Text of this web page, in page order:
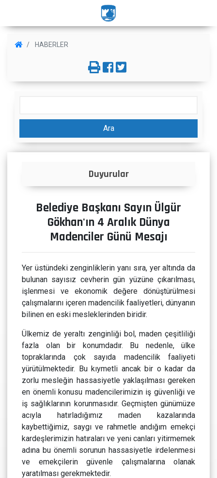
HABERLER
Ara
Duyurular
Belediye Başkanı Sayın Ülgür
Gökhan'ın 4 Aralık Dünya
Madenciler Günü Mesajı
Yer üstündeki zenginliklerin yanı sıra, yer altında da
bulunan sayısız cevherin gün yüzüne çıkarılması,
işlenmesi ve ekonomik değere dönüştürülmesi
çalışmalarını içeren madencilik faaliyetleri, dünyanın
bilinen en eski mesleklerinden biridir.
Ülkemiz de yeraltı zenginliği bol, maden çeşitliliği
fazla olan bir konumdadır. Bu nedenle, ülke
topraklarında çok sayıda madencilik faaliyeti
yürütülmektedir. Bu kıymetli ancak bir o kadar da
zorlu mesleğin hassasiyetle yaklaşılması gereken
en önemli konusu madencilerimizin iş güvenliği ve
iş sağlıklarının korunmasıdır. Geçmişten günümüze
acıyla hatırladığımız maden kazalarında
kaybettiğimiz, saygı ve rahmetle andığım emekçi
kardeşlerimizin hatıraları ve yeni canları yitirmemek
adına bu önemli sorunun hassasiyetle irdelenmesi
ve emekçilerin güvenle çalışmalarına olanak
yaratılması gerekmektedir.